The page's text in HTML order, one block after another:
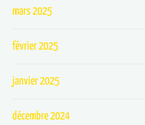
mars 2025
février 2025
janvier 2025
décembre 2024